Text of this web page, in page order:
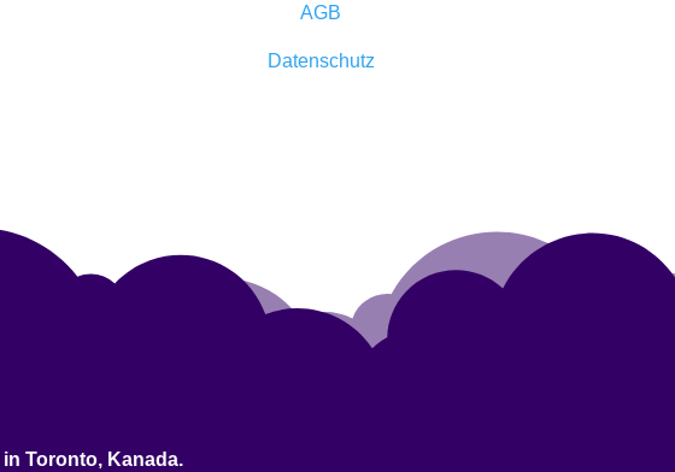
AGB
Datenschutz
in Toronto, Kanada.